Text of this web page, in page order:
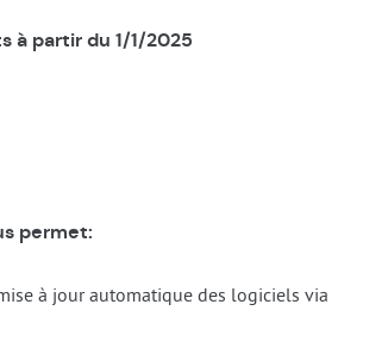
à partir du 1/1/2025
permet:
à jour automatique des logiciels via